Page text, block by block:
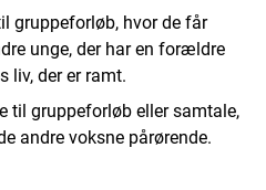
gruppeforløb, hvor de får
unge, der har en forældre
liv, der er ramt.
til gruppeforløb eller samtale,
andre voksne pårørende.